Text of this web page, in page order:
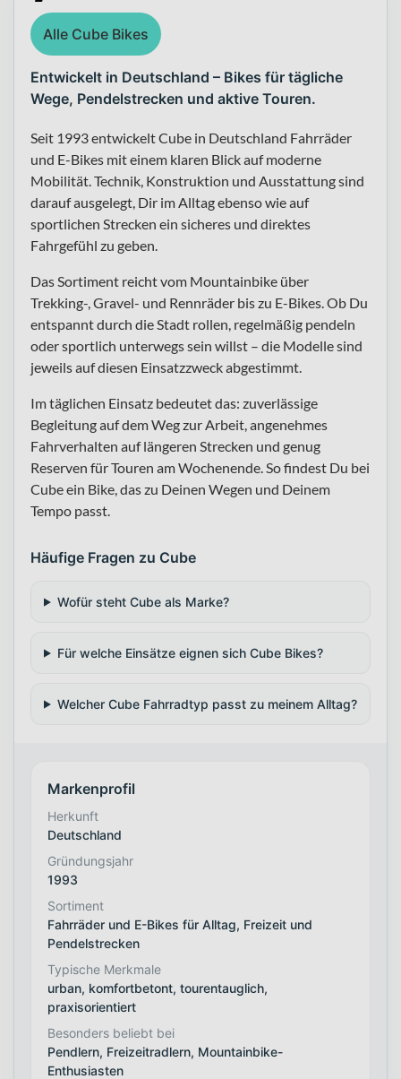
Alle Cube Bikes
Entwickelt in Deutschland – Bikes für tägliche
Wege, Pendelstrecken und aktive Touren.
Seit 1993 entwickelt Cube in Deutschland Fahrräder
und E-Bikes mit einem klaren Blick auf moderne
Mobilität. Technik, Konstruktion und Ausstattung sind
darauf ausgelegt, Dir im Alltag ebenso wie auf
sportlichen Strecken ein sicheres und direktes
Fahrgefühl zu geben.
Das Sortiment reicht vom Mountainbike über
Trekking-, Gravel- und Rennräder bis zu E-Bikes. Ob Du
entspannt durch die Stadt rollen, regelmäßig pendeln
oder sportlich unterwegs sein willst – die Modelle sind
jeweils auf diesen Einsatzzweck abgestimmt.
Im täglichen Einsatz bedeutet das: zuverlässige
Begleitung auf dem Weg zur Arbeit, angenehmes
Fahrverhalten auf längeren Strecken und genug
Reserven für Touren am Wochenende. So findest Du bei
Cube ein Bike, das zu Deinen Wegen und Deinem
Tempo passt.
Häufige Fragen zu Cube
Wofür steht Cube als Marke?
Für welche Einsätze eignen sich Cube Bikes?
Welcher Cube Fahrradtyp passt zu meinem Alltag?
Markenprofil
Herkunft
Deutschland
Gründungsjahr
1993
Sortiment
Fahrräder und E-Bikes für Alltag, Freizeit und
Pendelstrecken
Typische Merkmale
urban, komfortbetont, tourentauglich,
praxisorientiert
Besonders beliebt bei
Pendlern, Freizeitradlern, Mountainbike-
Enthusiasten